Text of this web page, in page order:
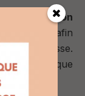
son
afin
refroidisse.
parce que
refroidit.